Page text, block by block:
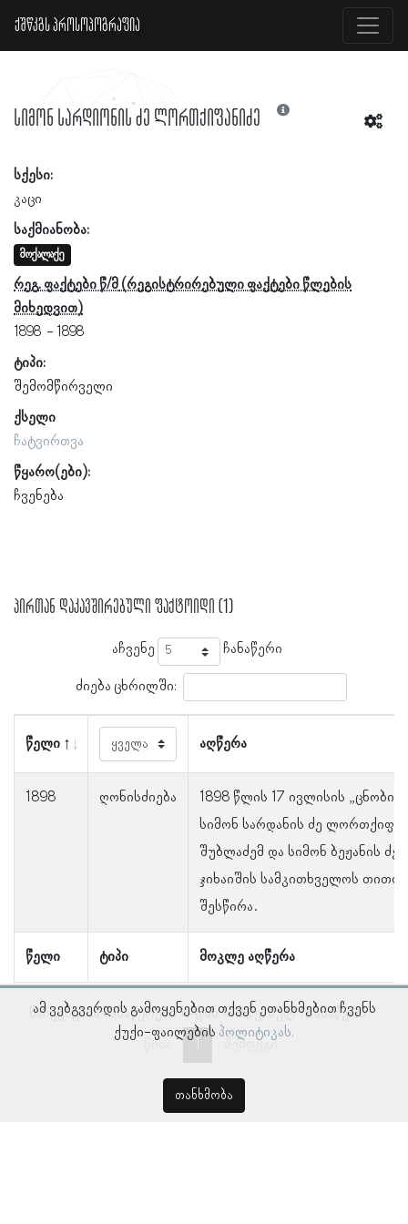
ქშწკგს პროსოპოგრაფია
სიმონ სარდიონის ძე ლორთქიფანიძე
სქესი:
კაცი
საქმიანობა:
მოქალაქე
რეგ. ფაქტები წ/მ
1898
1898
ტიპი:
შემომწირველი
ქსელი
ჩატვირთვა
წყარო(ები):
ჩვენება
პირთან დაკავშირებული ფაქტოიდი (1)
აჩვენე ჩანაწერი
ძიება ცხრილში:
წელი აღწერა
წელი ტიპი მოკლე აღწერა
1898 ღონისძიება
1898 წლის 17 ივლისის
სიმონ სარდანის ძე
შუბლაძემ და სიმონ ბეჟანის
ჯიხაიშის სამკითხველოს
შესწირა.
ნაჩვენებია ჩანაწერები 1–დან 1–მდე, სულ 1 ჩანაწერი
წინა
შემდეგი
ამ ვებგვერდის გამოყენებით თქვენ ეთანხმებით ჩვენს
ქუქი-ფაილების პოლიტიკას.
თანხმობა